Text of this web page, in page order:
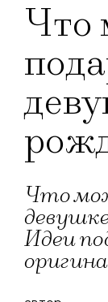
Что
Что
Идеи